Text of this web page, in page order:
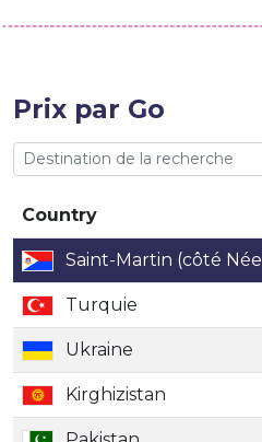
Prix par Go
Country
CountrySaint-Martin (côté
Turquie
Ukraine
Kirghizistan